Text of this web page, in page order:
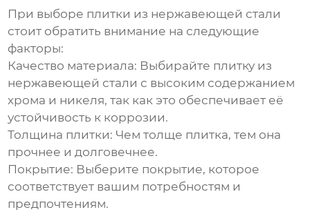
При выборе плитки из нержавеющей стали
стоит обратить внимание на следующие
факторы:
Качество материала: Выбирайте плитку из
нержавеющей стали с высоким содержанием
хрома и никеля, так как это обеспечивает её
устойчивость к коррозии.
Толщина плитки: Чем толще плитка, тем она
прочнее и долговечнее.
Покрытие: Выберите покрытие, которое
соответствует вашим потребностям и
предпочтениям.